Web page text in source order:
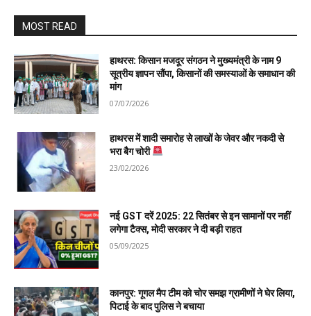
MOST READ
हाथरस: किसान मजदूर संगठन ने मुख्यमंत्री के नाम 9
सूत्रीय ज्ञापन सौंपा, किसानों की समस्याओं के समाधान की
मांग
07/07/2026
हाथरस में शादी समारोह से लाखों के जेवर और नकदी से
भरा बैग चोरी
23/02/2026
नई GST दरें 2025: 22 सितंबर से इन सामानों पर नहीं
लगेगा टैक्स, मोदी सरकार ने दी बड़ी राहत
05/09/2025
कानपुर: गूगल मैप टीम को चोर समझ ग्रामीणों ने घेर लिया,
पिटाई के बाद पुलिस ने बचाया